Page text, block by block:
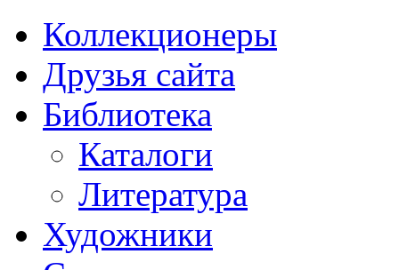
Коллекционеры
Друзья сайта
Библиотека
Каталоги
Литература
Художники